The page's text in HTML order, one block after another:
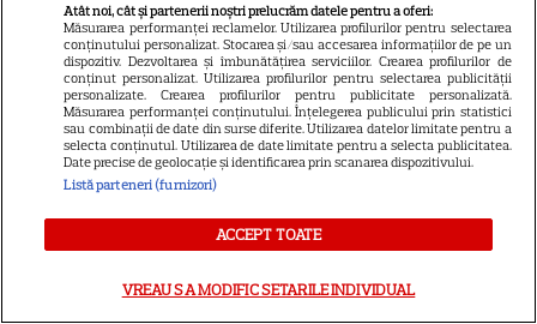
Un show obișnuit: Casetele
pierdute (Regular Show: The
Lost Tapes)
„Un show obișnuit: Casetele pierdute”
„Regular Show: The Lost Tapes”) are
premiera peHBO Maxpe11 MAI.
Atât noi, cât și partenerii noștri prelucrăm datele pentru a oferi:
Măsurarea performanței reclamelor. Utilizarea profilurilor pentru selectarea
conținutului personalizat. Stocarea și/sau accesarea informațiilor de pe un
dispozitiv. Dezvoltarea și îmbunătățirea serviciilor. Crearea profilurilor de
conținut personalizat. Utilizarea profilurilor pentru selectarea publicității
personalizate. Crearea profilurilor pentru publicitate personalizată.
Măsurarea performanței conținutului. Înțelegerea publicului prin statistici
sau combinații de date din surse diferite. Utilizarea datelor limitate pentru a
selecta conținutul. Utilizarea de date limitate pentru a selecta publicitatea.
Date precise de geolocație și identificarea prin scanarea dispozitivului.
Listă parteneri (furnizori)
ACCEPT TOATE
VREAU SA MODIFIC SETARILE INDIVIDUAL